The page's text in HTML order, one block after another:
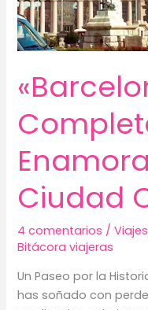
Ciudad
4 comentarios /
Bitácora viajeras
Un Paseo por la
has soñado con